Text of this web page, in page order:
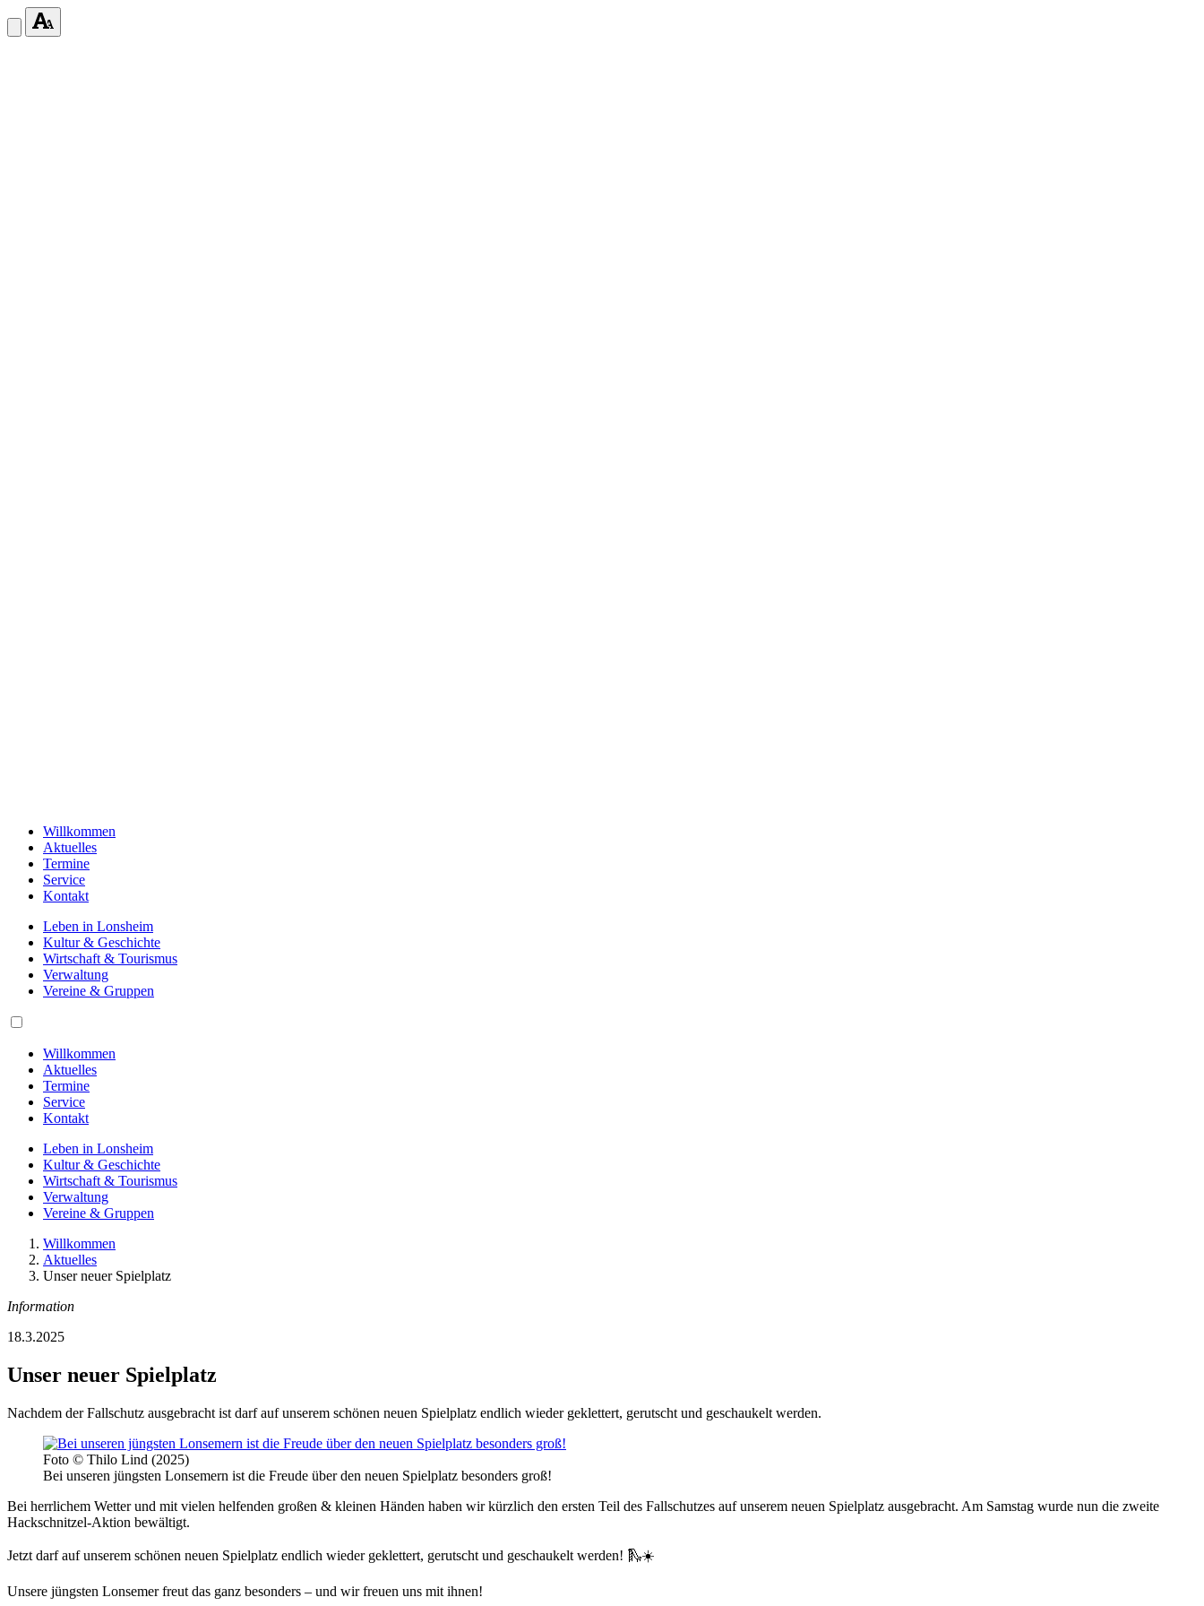
Willkommen
Aktuelles
Termine
Service
Kontakt
Leben in Lonsheim
Kultur & Geschichte
Wirtschaft & Tourismus
Verwaltung
Vereine & Gruppen
Willkommen
Aktuelles
Termine
Service
Kontakt
Leben in Lonsheim
Kultur & Geschichte
Wirtschaft & Tourismus
Verwaltung
Vereine & Gruppen
Willkommen
Aktuelles
Unser neuer Spielplatz
Information
18.3.2025
Unser neuer Spielplatz
Nachdem der Fallschutz ausgebracht ist darf auf unserem schönen neuen Spielplatz endlich wieder geklettert, gerutscht und geschaukelt werden.
Foto © Thilo Lind (2025)
Bei unseren jüngsten Lonsemern ist die Freude über den neuen Spielplatz besonders groß!
Bei herrlichem Wetter und mit vielen helfenden großen & kleinen Händen haben wir kürzlich den ersten Teil des Fallschutzes auf unserem neuen Spielplatz ausgebracht. Am Samstag wurde nun die zweite
Hackschnitzel-Aktion bewältigt.
Jetzt darf auf unserem schönen neuen Spielplatz endlich wieder geklettert, gerutscht und geschaukelt werden! 🛝☀️
Unsere jüngsten Lonsemer freut das ganz besonders – und wir freuen uns mit ihnen!